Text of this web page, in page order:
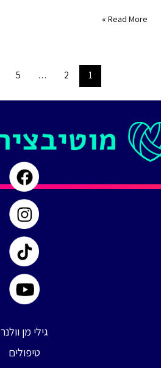
האמת
#
90
Read More »
1
2
…
5
גילי מן וולנר
טיפולים